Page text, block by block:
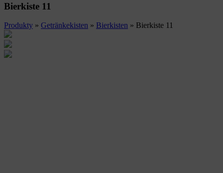
Bierkiste 11
Produkty » Getränkekisten » Bierkisten » Bierkiste 11